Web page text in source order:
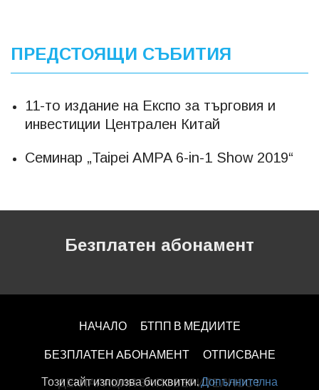
ПРЕДСТОЯЩИ СЪБИТИЯ
11-то издание на Експо за търговия и
инвестиции Централен Китай
Семинар „Taipei AMPA 6-in-1 Show 2019“
Безплатен абонамент
НАЧАЛО БТПП В МЕДИИТЕ
БЕЗПЛАТЕН AБОНАМЕНТ ОТПИСВАНЕ
ДЕКЛАРАЦИЯ ЗА ПОВЕРИТЕЛНОСT
Този сайт използва бисквитки.Допълнителна